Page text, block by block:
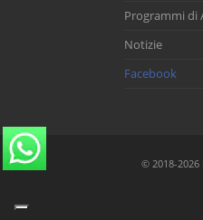
Programmi di
Notizie
Facebook
© 2018-